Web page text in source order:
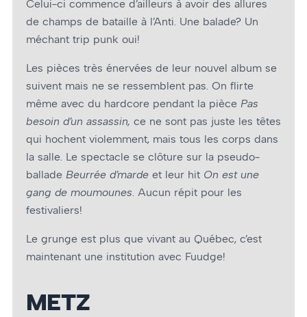
Celui-ci commence d’ailleurs à avoir des allures
de champs de bataille à l’Anti. Une balade? Un
méchant trip punk oui!
Les pièces très énervées de leur nouvel album se
suivent mais ne se ressemblent pas. On flirte
même avec du hardcore pendant la pièce Pas
besoin d’un assassin, ce ne sont pas juste les têtes
qui hochent violemment, mais tous les corps dans
la salle. Le spectacle se clôture sur la pseudo-
ballade Beurrée d’marde et leur hit On est une
gang de moumounes. Aucun répit pour les
festivaliers!
Le grunge est plus que vivant au Québec, c’est
maintenant une institution avec Fuudge!
METZ